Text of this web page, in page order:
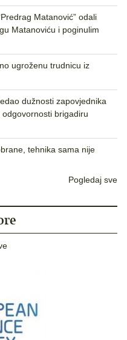
Matanović” odali
Matanoviću i poginulim
ugroženu trudnicu iz
dužnosti zapovjednika
brigadiru
tehnika sama nije
Pogledaj sve